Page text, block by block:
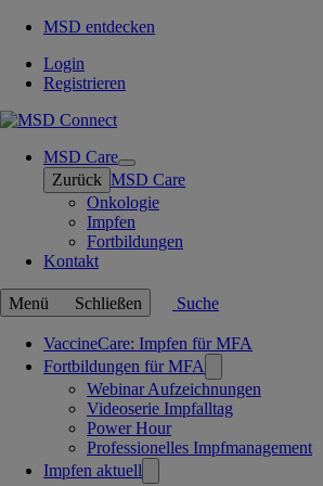
MSD entdecken
Login
Registrieren
MSD Care
Open
submenu
Zurück MSD Care
Onkologie
Impfen
Fortbildungen
Kontakt
Menü Schließen Suche
Verknüpfte
Seiten
VaccineCare: Impfen für MFA
Fortbildungen für MFA
Webinar Aufzeichnungen
Videoserie Impfalltag
Power Hour
Professionelles Impfmanagement
Impfen aktuell